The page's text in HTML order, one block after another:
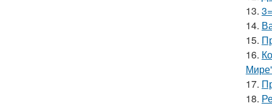
13.
14.
15.
16.
17.
18.